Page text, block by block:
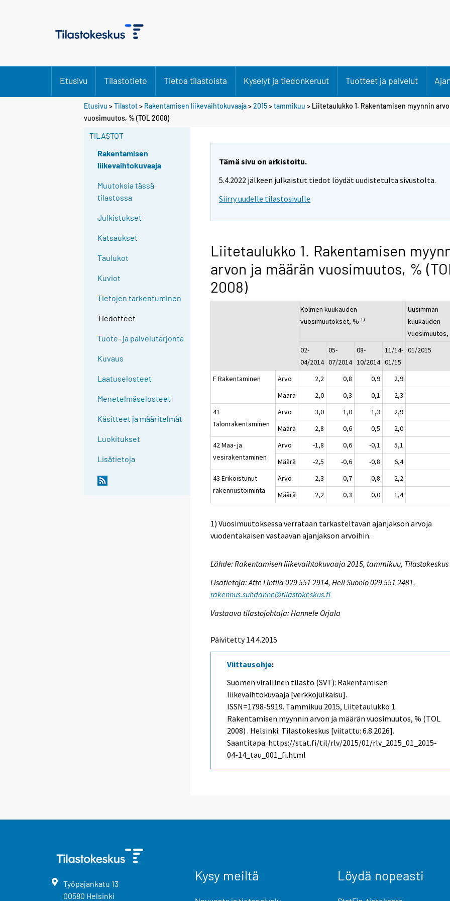
Etusivu Tilastotieto Tietoa tilastoista Kyselyt ja tiedonkeruut Tuotteet ja palvelut
Etusivu >Tilastot> Rakentamisen liikevaihtokuvaaja>2015>tammikuu > Liitetaulukko 1. Rakentamisen myynnin
vuosimuutos, % (TOL 2008)
TILASTOT
Rakentamisen
liikevaihtokuvaaja
Muutoksia tässä
tilastossa
Julkistukset
Katsaukset
Taulukot
Kuviot
Tietojen tarkentuminen
Tiedotteet
Tuote- ja palvelutarjonta
Kuvaus
Laatuselosteet
Menetelmäselosteet
Käsitteet ja määritelmät
Luokitukset
Lisätietoja
Tämä sivu on arkistoitu.
5.4.2022 jälkeen julkaistut tiedot löydät uudistetulta sivustolta.
Siirry uudelle tilastosivulle
Liitetaulukko 1. Rakentamisen
arvon ja määrän vuosimuutos, % (TOL
2008)
Kolmen kuukauden
vuosimuutokset, %1)
Uusimman
kuukauden
02-
04/2014
05-
07/2014
08-
10/2014
11/14-
01/15
01/2015
F Rakentaminen Arvo 2,2 0,8 0,9 2,9
Määrä
2,0 0,3 0,1 2,3
41
Talonrakentaminen
Arvo 3,0 1,0 1,3 2,9
Määrä
2,8 0,6 0,5 2,0
42 Maa- ja
vesirakentaminen
Arvo -1,8 0,6 -0,1 5,1
Määrä
-2,5 -0,6 -0,8 6,4
43 Erikoistunut
rakennustoiminta
Arvo 2,3 0,7 0,8 2,2
Määrä
2,2 0,3 0,0 1,4
1) Vuosimuutoksessa verrataan tarkasteltavan ajanjakson arvoja
vuodentakaisen vastaavan ajanjakson arvoihin.
Lähde: Rakentamisen liikevaihtokuvaaja 2015, tammikuu, Tilastokeskus
Lisätietoja: Atte Lintilä 029 551 2914, Heli Suonio 029 551 2481,
rakennus.suhdanne@tilastokeskus.fi
Vastaava tilastojohtaja: Hannele Orjala
Päivitetty 14.4.2015
Viittausohje:
Suomen virallinen tilasto (SVT): Rakentamisen
liikevaihtokuvaaja [verkkojulkaisu].
ISSN=1798-5919. Tammikuu 2015, Liitetaulukko 1.
Rakentamisen myynnin arvon ja määrän vuosimuutos, % (TOL
2008) . Helsinki: Tilastokeskus [viitattu: 6.8.2026].
Saantitapa: https://stat.fi/til/rlv/2015/01/rlv_2015_01_2015-
04-14_tau_001_fi.html
Työpajankatu 13
00580 Helsinki
Kysy meiltä Löydä nopeasti